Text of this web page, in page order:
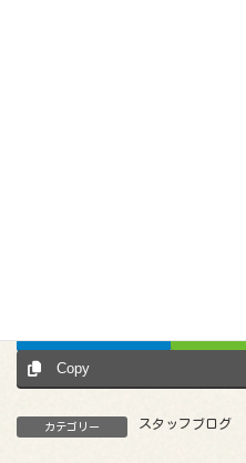
Copy
カテゴリー スタッフブログ